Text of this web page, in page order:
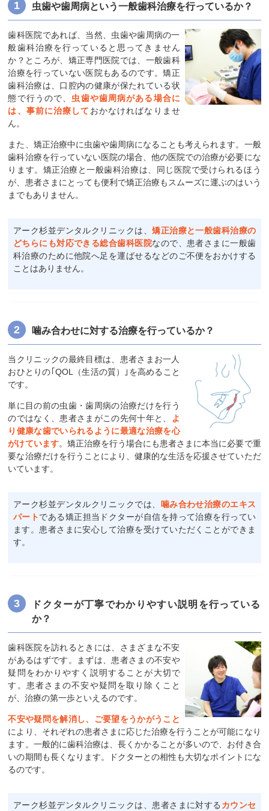
虫歯や歯周病という一般歯科治療を行っているか？
歯科医院であれば、当然、虫歯や歯周病の一
般歯科治療を行っていると思ってきません
か？ところが、矯正専門医院では、一般歯科
治療を行っていない医院もあるのです。矯正
歯科治療は、口腔内の健康が保たれている状
態で行うので、 虫歯や歯周病がある場合に
は、事前に治療して おかなければなりませ
ん。
また、矯正治療中に虫歯や歯周病になることも考えられます。一般
歯科治療を行っていない医院の場合、他の医院での治療が必要にな
ります。矯正治療と一般歯科治療は、同じ医院で受けられるほう
が、患者さまにとっても便利で矯正治療もスムーズに運ぶのはいう
までもありません。
アーク杉並デンタルクリニックは、矯正治療と一般歯科治療の
どちらにも対応できる総合歯科医院なので、患者さまに一般歯
科治療のために他院へ足を運ばせるなどのご不便をおかけする
ことはありません。
噛み合わせに対する治療を行っているか？
当クリニックの最終目標は、患者さまお一人
おひとりの｢QOL（生活の質）｣を高めること
です。
単に目の前の虫歯・歯周病の治療だけを行う
のではなく、患者さまがこの先何十年と、
よ
り健康な歯でいられるように最適な治療を心
がけています。矯正治療を行う場合にも患者さまに本当に必要で重
要な治療だけを行うことにより、健康的な生活を応援させていただ
いています。
アーク杉並デンタルクリニックでは、
噛み合わせ治療のエキス
パートである矯正担当ドクターが自信を持って治療を行ってい
ます。患者さまに安心して治療を受けていただくことができま
す。
ドクターが丁寧でわかりやすい説明を行っている
か？
歯科医院を訪れるときには、さまざまな不安
があるはずです。まずは、患者さまの不安や
疑問をわかりやすく説明することが大切で
す。患者さまの不安や疑問を取り除くこと
が、治療の第一歩といえるのです。
不安や疑問を解消し、ご要望をうかがうこと
により、それぞれの患者さまに応じた治療を行うことが可能になり
ます。一般的に歯科治療は、長くかかることが多いので、お付き合
いの期間も長くなります。ドクターとの相性も大切なポイントにな
るのです。
アーク杉並デンタルクリニックは、患者さまに対する カウンセ